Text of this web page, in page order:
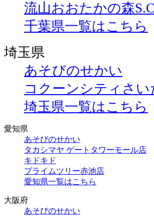
流山おおたかの森
千葉県一覧はこちら
埼玉県
あそびのせかい
コクーンシティさ
埼玉県一覧はこちら
愛知県
あそびのせかい
タカシマヤ ゲートタワーモール店
キドキド
プライムツリー赤池店
愛知県一覧はこちら
大阪府
あそびのせかい